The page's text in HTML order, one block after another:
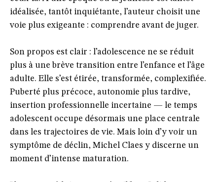
idéalisée, tantôt inquiétante, l’auteur choisit une
voie plus exigeante : comprendre avant de juger.
Son propos est clair : l’adolescence ne se réduit
plus à une brève transition entre l’enfance et l’âge
adulte. Elle s’est étirée, transformée, complexifiée.
Puberté plus précoce, autonomie plus tardive,
insertion professionnelle incertaine — le temps
adolescent occupe désormais une place centrale
dans les trajectoires de vie. Mais loin d’y voir un
symptôme de déclin, Michel Claes y discerne un
moment d’intense maturation.